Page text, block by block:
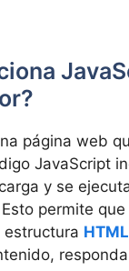
página web
JavaScript
y se
permite
estructura HTML